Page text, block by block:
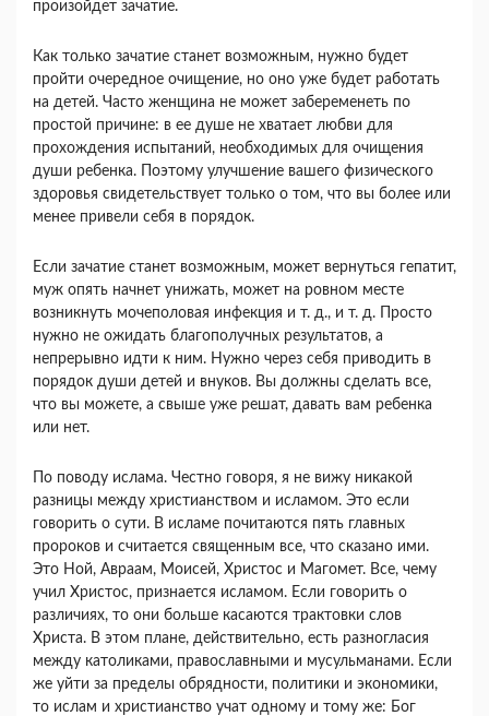
произойдет зачатие.
Как только зачатие станет возможным, нужно бу­дет
пройти очередное очищение, но оно уже будет работать
на детей. Часто женщина не может забере­менеть по
простой причине: в ее душе не хватает любви для
прохождения испытаний, необходимых для очищения
души ребенка. Поэтому улучшение вашего физического
здоровья свидетельствует толь­ко о том, что вы более или
менее привели себя в по­рядок.
Если зачатие станет возможным, может вернуть­ся гепатит,
муж опять начнет унижать, может на ровном месте
возникнуть мочеполовая инфекция и т. д., и т. д. Просто
нужно не ожидать благопо­лучных результатов, а
непрерывно идти к ним. Нужно через себя приводить в
порядок души детей и внуков. Вы должны сделать все,
что вы можете, а свыше уже решат, давать вам ребенка
или нет.
По поводу ислама. Честно говоря, я не вижу ни­какой
разницы между христианством и исламом. Это если
говорить о сути. В исламе почитаются пять главных
пророков и считается священным все, что сказано ими.
Это Ной, Авраам, Моисей, Христос и Магомет. Все, чему
учил Христос, признается исла­мом. Если говорить о
различиях, то они больше ка­саются трактовки слов
Христа. В этом плане, дейст­вительно, есть разногласия
между католиками, пра­вославными и мусульманами. Если
же уйти за пределы обрядности, политики и экономики,
то ис­лам и христианство учат одному и тому же: Бог